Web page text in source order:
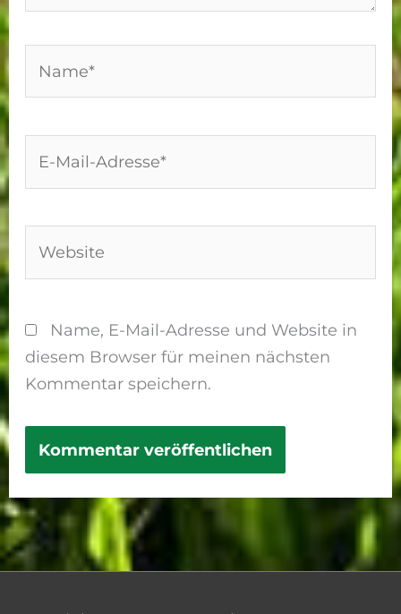
Mail-
Name, E-Mail-Adresse und Website in
diesem Browser für meinen nächsten
Kommentar speichern.